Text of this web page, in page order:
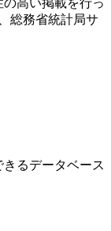
総務省統計局サ
るデータベース